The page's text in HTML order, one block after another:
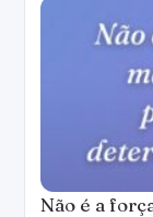
Não é a